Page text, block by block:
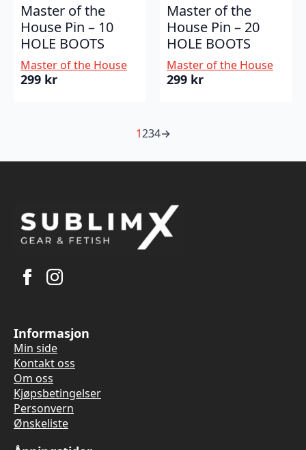
Master of the
House Pin – 10
HOLE BOOTS
Master of the House
299 kr
Master of the
House Pin – 20
HOLE BOOTS
Master of the House
299 kr
1234→
Informasjon
Min side
Kontakt oss
Om oss
Kjøpsbetingelser
Personvern
Ønskeliste